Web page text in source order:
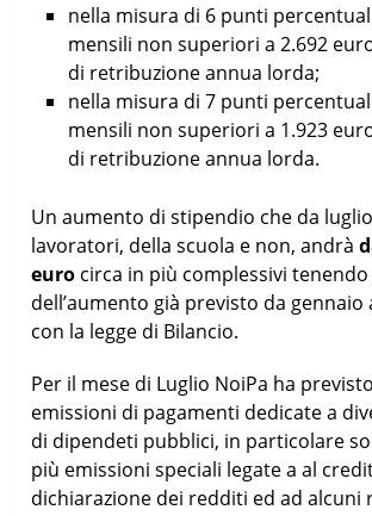
nella misura di 6 punti
mensili non superiori a 2.692
di retribuzione annua lorda;
nella misura di 7 punti
mensili non superiori a 1.923
di retribuzione annua lorda.
Un aumento di stipendio che da
lavoratori, della scuola e non, andrà
euro circa in più complessivi
dell’aumento già previsto da gennaio
con la legge di Bilancio.
Per il mese di Luglio NoiPa ha
emissioni di pagamenti dedicate a
di dipendeti pubblici, in particolare
più emissioni speciali legate a al
dichiarazione dei redditi ed ad